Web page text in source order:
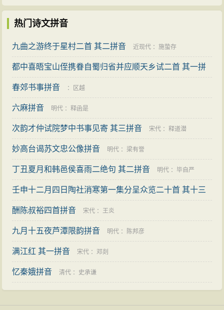
热门诗文拼音
九曲之游终于星村二首 其二拼音 近现代 ：施蛰存
都中喜晤宝山侄携眷自蜀归省并应顺天乡试二首 其一拼
音 ：金朝觐
春郊书事拼音 ： 区越
六麻拼音 明代 ：释函是
次韵才仲试院梦中书事见寄 其三拼音 宋代 ：释道潜
妙高台谒苏文忠公像拼音 明代 ： 梁有誉
丁丑夏月和韩邑侯喜雨二绝句 其二拼音 明代 ：毕自严
壬申十二月四日陶社消寒第一集分呈众览二十首 其十三
章先生松盦拼音 清代：祝廷华
酬陈叔裕四首拼音 宋代 ：王炎
九月十五夜芦潭限韵拼音 明代 ： 陈邦彦
满江红 其一拼音 宋代 ：邓剡
忆秦娥拼音 清代 ： 史承谦